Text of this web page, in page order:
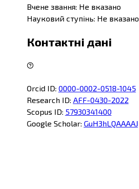
Вчене звання: Не вказано
Науковий ступінь: Не вказано
Контактні дані
Orcid ID: 0000-0002-0518-1045
Research ID: AFF-0430-2022
Scopus ID: 57930341400
Google Scholar: GuH3hLQAAAAJ